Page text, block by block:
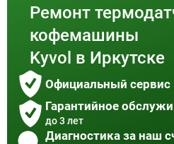
Ремонт
кофемашины
Kyvol в Иркутске
Официальный сервис
Гарантийное
до 3 лет
Диагностика за наш